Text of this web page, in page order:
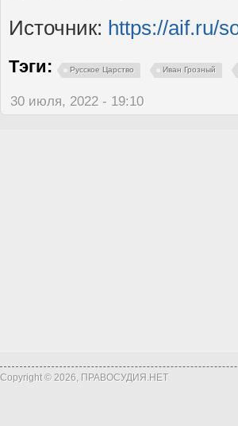
Источник: https://aif.ru/
Тэги: Русское Царство Иван Грозный
30 июля, 2022 - 19:10
Copyright © 2026, ПРАВОСУДИЯ.НЕТ